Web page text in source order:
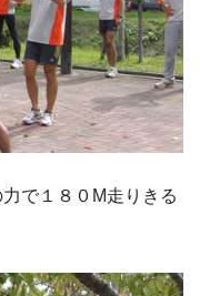
で１８０M走りきる